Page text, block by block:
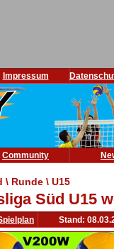
Impressum
Community
\ Runde \ U15
Süd U15
Stand: